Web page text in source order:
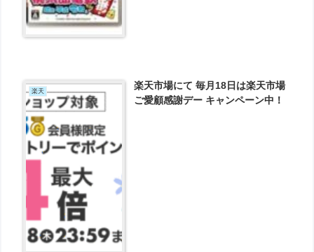
楽天
楽天市場にて 毎月18日は楽天市場
ご愛顧感謝デー キャンペーン中！